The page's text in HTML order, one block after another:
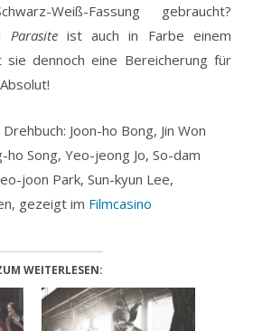
Weiß-Fassung gebraucht?
Parasiteist auch in Farbe einem
sie dennoch eine Bereicherung für
Joon-ho Bong, Jin Won
Song, Yeo-jeong Jo, So-dam
joon Park, Sun-kyun Lee,
gezeigt im Filmcasino
WEITERLESEN: